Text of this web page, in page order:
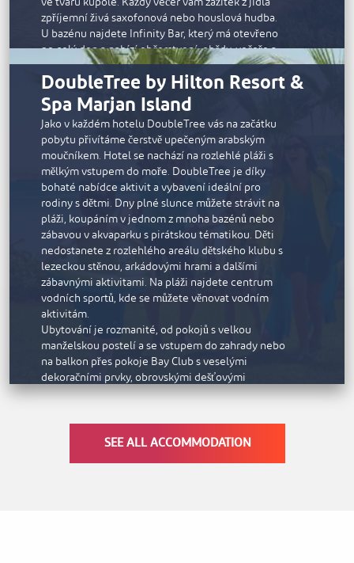
zpříjemní živá saxofonová nebo houslová hudba.
U bazénu najdete Infinity Bar, který má otevřeno
po celý den a nabízí občerstvení, obědy, večeře a
nápoje.
K dispozici je celá řada aktivit spojených s
kempováním a dalších oblíbených činností včetně
stolního tenisu, boccie, badmintonu a volejbalu.
Děti si užijí pouštění draků, naučí se pár kroků salsy
a zahrají si na kalimbu, tradiční zimbabwský
hudební nástroj. V nabídce je také spousta aktivit
zaměřených na rozvoj ducha, jako je jóga při
východu slunce, lukostřelba, výroba keramiky
nebo ruční vyšívání.
DoubleTree by Hilton Resort &
Spa Marjan Island
Jako v každém hotelu DoubleTree vás na začátku
pobytu přivítáme čerstvě upečeným arabským
moučníkem. Hotel se nachází na rozlehlé pláži s
mělkým vstupem do moře. DoubleTree je díky
bohaté nabídce aktivit a vybavení ideální pro
rodiny s dětmi. Dny plné slunce můžete strávit na
pláži, koupáním v jednom z mnoha bazénů nebo
zábavou v akvaparku s pirátskou tématikou. Děti
nedostanete z rozlehlého areálu dětského klubu s
lezeckou stěnou, arkádovými hrami a dalšími
zábavnými aktivitami. Na pláži najdete centrum
vodních sportů, kde se můžete věnovat vodním
aktivitám.
Ubytování je rozmanité, od pokojů s velkou
manželskou postelí a se vstupem do zahrady nebo
na balkon přes pokoje Bay Club s veselými
dekoračními prvky, obrovskými dešťovými
sprchami a vanou až po pokoje Bay Club King s
V hotelu je působivá nabídka gastronomických
zařízení, včetně restaurace Vespa s chutnými
SEE ALL ACCOMMODATION